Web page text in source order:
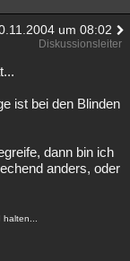
um 08:02
Diskussionsleiter
ist bei den Blinden
dann bin ich
anders, oder